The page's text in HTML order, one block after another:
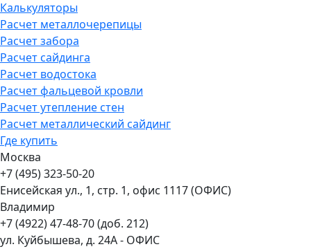
Калькуляторы
Расчет металлочерепицы
Расчет забора
Расчет сайдинга
Расчет водостока
Расчет фальцевой кровли
Расчет утепление стен
Расчет металлический сайдинг
Где купить
Москва
+7 (495) 323-50-20
Енисейская ул., 1, стр. 1, офис 1117 (ОФИС)
Владимир
+7 (4922) 47-48-70 (доб. 212)
ул. Куйбышева, д. 24А - ОФИС